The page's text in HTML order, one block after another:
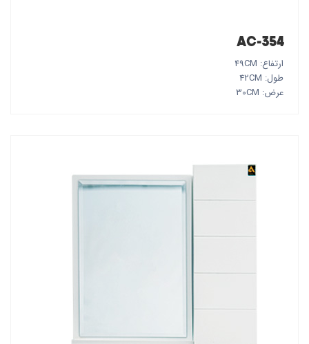
AC-354
ارتفاع: 49CM
طول: 42CM
عرض: 30CM